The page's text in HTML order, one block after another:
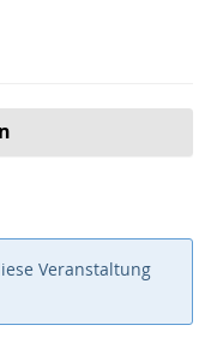
Veranstaltung